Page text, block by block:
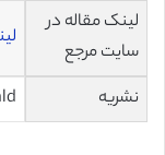
لینک مقاله در
سایت مرجع
نشریه